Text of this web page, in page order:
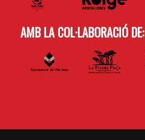
AMB LA COL·LABORACIÓ DE: